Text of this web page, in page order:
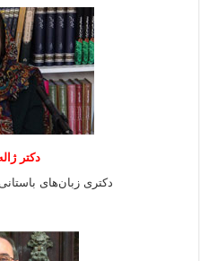
دکتر
دکتری زبان‌های